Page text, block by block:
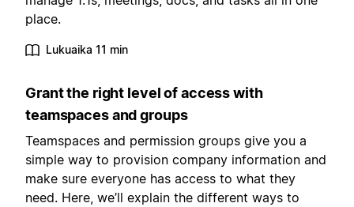
place.
Lukuaika 11 min
Grant the right level of access with
teamspaces and groups
Teamspaces and permission groups give you a
simple way to provision company information and
make sure everyone has access to what they
need. Here, we’ll explain the different ways to